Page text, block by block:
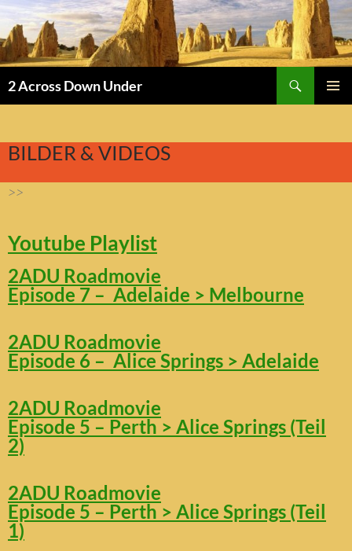
2 Across Down Under
BILDER & VIDEOS
>>
Youtube Playlist
2ADU Roadmovie
Episode 7 – Adelaide > Melbourne
2ADU Roadmovie
Episode 6 – Alice Springs > Adelaide
2ADU Roadmovie
Episode 5 – Perth > Alice Springs (Teil
2)
2ADU Roadmovie
Episode 5 – Perth > Alice Springs (Teil
1)